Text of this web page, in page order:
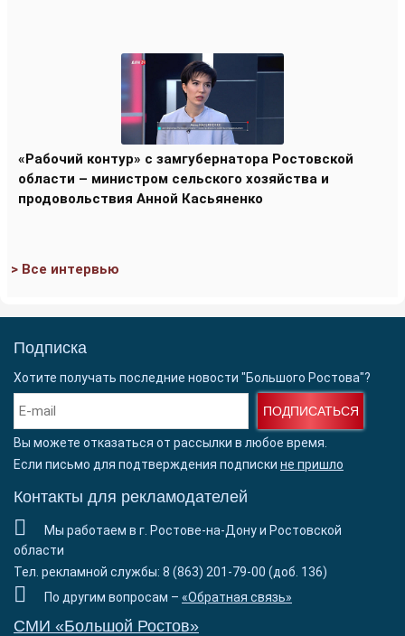
«Рабочий контур» с замгубернатора Ростовской
области – министром сельского хозяйства и
продовольствия Анной Касьяненко
> Все интервью
Подписка
Хотите получать последние новости "Большого Ростова"?
ПОДПИСАТЬСЯ
Вы можете отказаться от рассылки в любое время.
Если письмо для подтверждения подписки не пришло
Контакты для рекламодателей
Мы работаем в г. Ростове-на-Дону и Ростовской
области
Тел. рекламной службы: 8 (863) 201-79-00 (доб. 136)
По другим вопросам – «Обратная связь»
СМИ «Большой Ростов»